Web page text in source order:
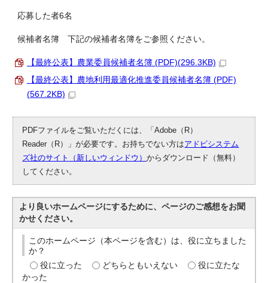
応募した者6名
候補者名簿 下記の候補者名簿をご参照ください。
【最終公表】農業委員候補者名簿 (PDF)(296.3KB)
【最終公表】農地利用最適化推進委員候補者名簿 (PDF)
(567.2KB)
PDFファイルをご覧いただくには、「Adobe（R）
Reader（R）」が必要です。お持ちでない方はアドビシステム
ズ社のサイト（新しいウィンドウ）からダウンロード（無料）
してください。
より良いホームページにするために、ページのご感想をお聞
かせください。
このホームページ（本ページを含む）は、役に立ちました
か？
役に立った
どちらともいえない
役に立たな
かった